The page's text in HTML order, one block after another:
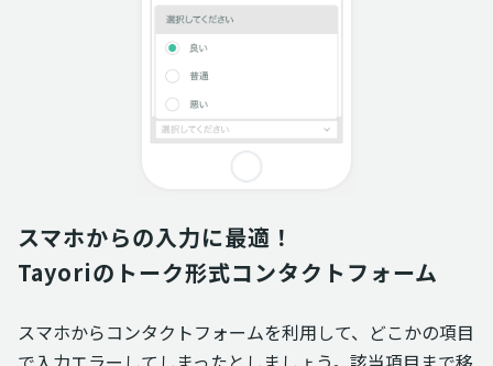
スマホからの入力に最適！
Tayoriのトーク形式コンタクトフォーム
スマホからコンタクトフォームを利用して、どこかの項目